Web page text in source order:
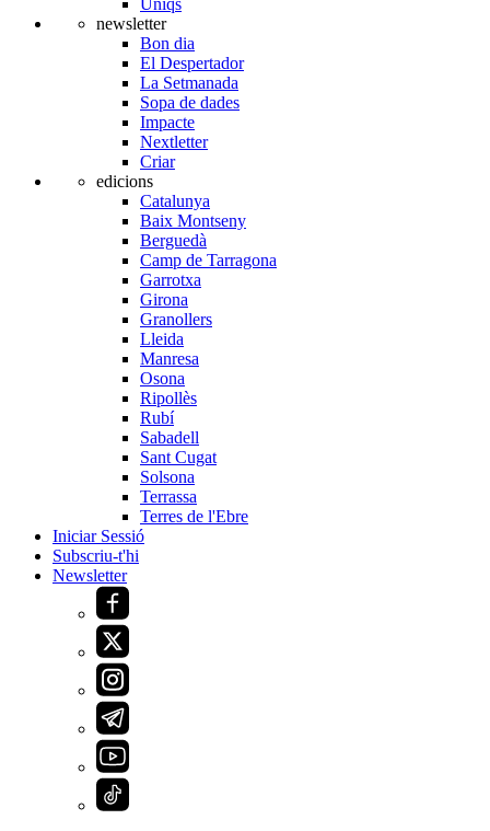
newsletter
Bon dia
El Despertador
La Setmanada
Sopa de dades
Impacte
Nextletter
Criar
edicions
Catalunya
Baix Montseny
Berguedà
Camp de Tarragona
Garrotxa
Girona
Granollers
Lleida
Manresa
Osona
Ripollès
Rubí
Sabadell
Sant Cugat
Solsona
Terrassa
Terres de l'Ebre
Iniciar Sessió
Subscriu-t'hi
Newsletter